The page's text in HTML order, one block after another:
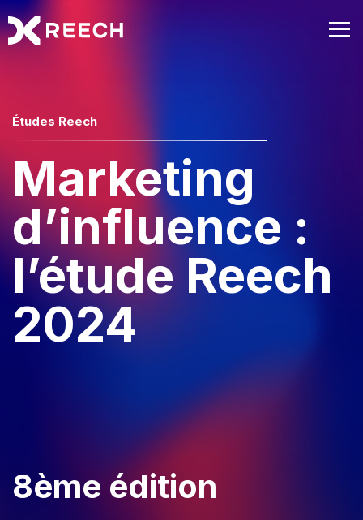
Études Reech
Marketing
d’influence :
l’étude Reech
2024
8ème édition